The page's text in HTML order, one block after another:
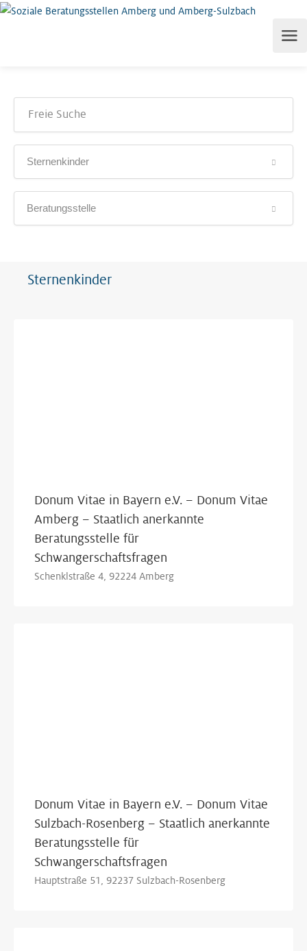
Sternenkinder
Beratungsstelle
Sternenkinder
Donum Vitae in Bayern e.V. – Donum Vitae
Amberg – Staatlich anerkannte
Beratungsstelle für
Schwangerschaftsfragen
Schenklstraße 4, 92224 Amberg
Donum Vitae in Bayern e.V. – Donum Vitae
Sulzbach-Rosenberg – Staatlich anerkannte
Beratungsstelle für
Schwangerschaftsfragen
Hauptstraße 51, 92237 Sulzbach-Rosenberg